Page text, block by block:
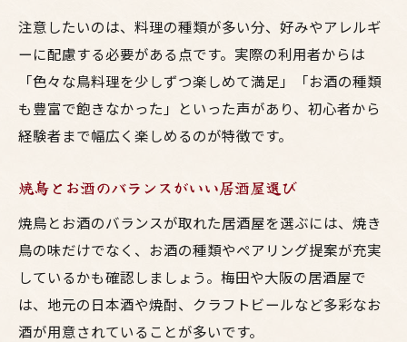
注意したいのは、料理の種類が多い分、好みやアレルギ
ーに配慮する必要がある点です。実際の利用者からは
「色々な鳥料理を少しずつ楽しめて満足」「お酒の種類
も豊富で飽きなかった」といった声があり、初心者から
経験者まで幅広く楽しめるのが特徴です。
焼鳥とお酒のバランスがいい居酒屋選び
焼鳥とお酒のバランスが取れた居酒屋を選ぶには、焼き
鳥の味だけでなく、お酒の種類やペアリング提案が充実
しているかも確認しましょう。梅田や大阪の居酒屋で
は、地元の日本酒や焼酎、クラフトビールなど多彩なお
酒が用意されていることが多いです。